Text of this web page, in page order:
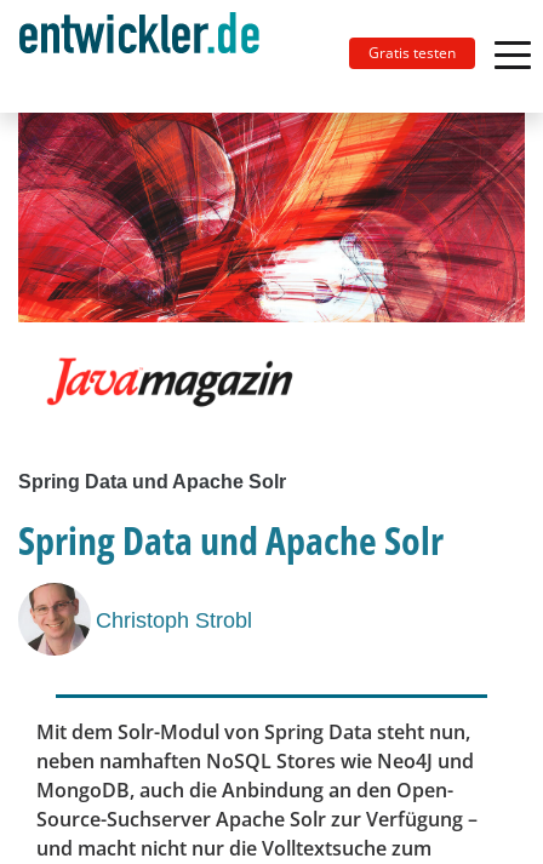
Gratis testen
Spring Data und Apache Solr
Spring Data und Apache Solr
Christoph Strobl
Mit dem Solr-Modul von Spring Data steht nun,
neben namhaften NoSQL Stores wie Neo4J und
MongoDB, auch die Anbindung an den Open-
Source-Suchserver Apache Solr zur Verfügung –
und macht nicht nur die Volltextsuche zum